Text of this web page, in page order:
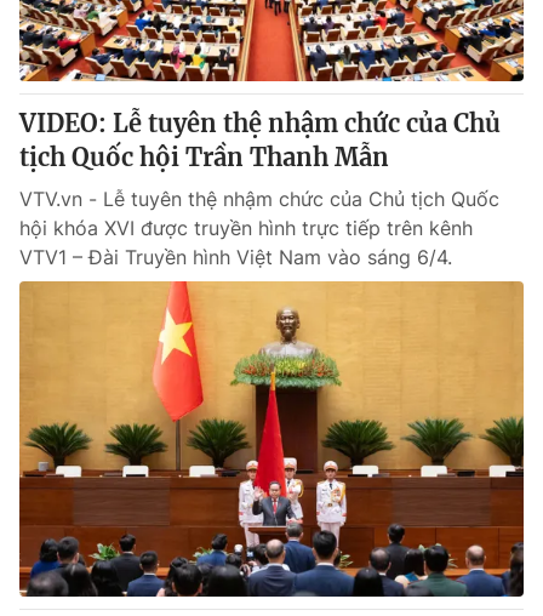
VIDEO: Lễ tuyên thệ nhậm chức của Chủ
tịch Quốc hội Trần Thanh Mẫn
VTV.vn - Lễ tuyên thệ nhậm chức của Chủ tịch Quốc
hội khóa XVI được truyền hình trực tiếp trên kênh
VTV1 – Đài Truyền hình Việt Nam vào sáng 6/4.